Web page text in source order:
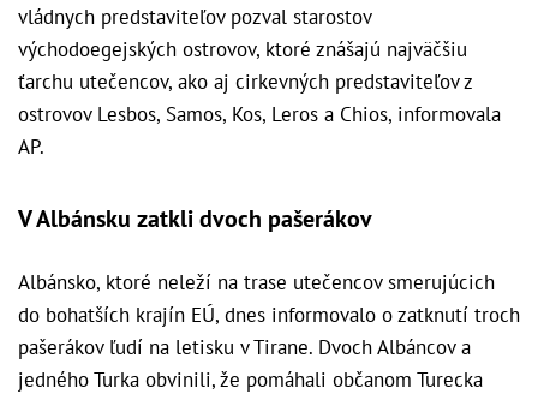
vládnych predstaviteľov pozval starostov
východoegejských ostrovov, ktoré znášajú najväčšiu
ťarchu utečencov, ako aj cirkevných predstaviteľov z
ostrovov Lesbos, Samos, Kos, Leros a Chios, informovala
AP.
V Albánsku zatkli dvoch pašerákov
Albánsko, ktoré neleží na trase utečencov smerujúcich
do bohatších krajín EÚ, dnes informovalo o zatknutí troch
pašerákov ľudí na letisku v Tirane. Dvoch Albáncov a
jedného Turka obvinili, že pomáhali občanom Turecka